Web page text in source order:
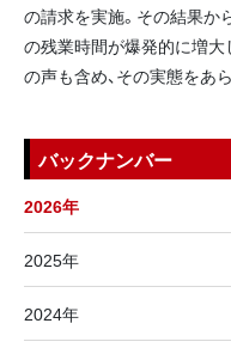
の請求を実施。その結果か
の残業時間が爆発的に増
の声も含め、その実態をあ
バックナンバー
2026年
2025年
2024年